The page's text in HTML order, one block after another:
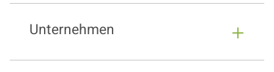
Unternehmen